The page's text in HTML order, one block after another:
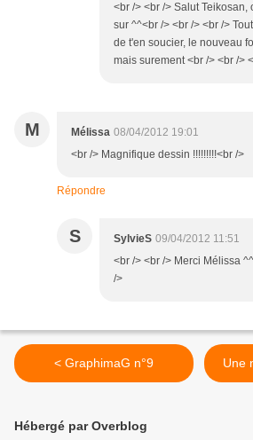
<br /> <br /> Salut
sur ^^<br /> <br /> <br />
de t'en soucier, le nouveau
mais surement <br /> <br />
M Mélissa 08/04/2012 19:01
<br /> Magnifique dessin !!!!!!!!!<br />
Répondre
S SylvieS 09/04/2012 11:51
<br /> <br /> Merci Mélissa
/>
< GraphimaG n°9
Hébergé par Overblog